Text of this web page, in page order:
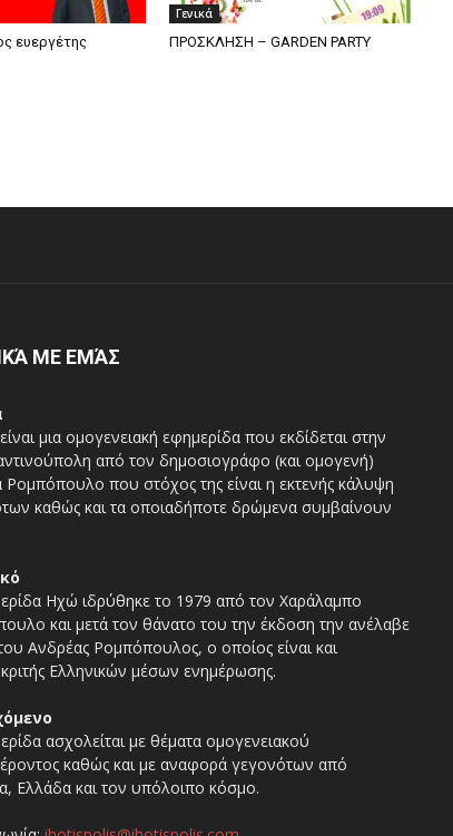
ευεργέτης
Γενικά
ΠΡΟΣΚΛΗΣΗ – GARDEN PARTY
ΜΕ ΕΜΆΣ
μια ομογενειακή εφημερίδα που εκδίδεται στην
από τον δημοσιογράφο (και ομογενή)
που στόχος της είναι η εκτενής κάλυψη
καθώς και τα οποιαδήποτε δρώμενα συμβαίνουν
Ηχώ ιδρύθηκε το 1979 από τον Χαράλαμπο
και μετά τον θάνατο του την έκδοση την ανέλαβε
Ανδρέας Ρομπόπουλος, ο οποίος είναι και
Ελληνικών μέσων ενημέρωσης.
ασχολείται με θέματα ομογενειακού
καθώς και με αναφορά γεγονότων από
Ελλάδα και τον υπόλοιπο κόσμο.